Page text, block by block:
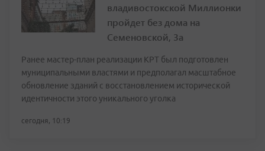
владивостокской Миллионки
пройдет без дома на
Семеновской, 3а
Ранее мастер-план реализации КРТ был подготовлен
муниципальными властями и предполагал масштабное
обновление зданий с восстановлением исторической
идентичности этого уникального уголка
сегодня, 10:19